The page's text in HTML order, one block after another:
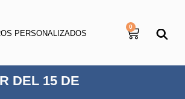
PERSONALIZADOS
0
DEL 15 DE